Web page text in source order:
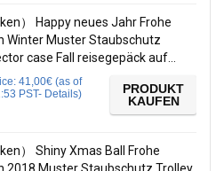
） Happy neues Jahr Frohe
Winter Muster Staubschutz
case Fall reisegepäck auf…
41,00€ (as of
PST- Details)
PRODUKT
KAUFEN
） Shiny Xmas Ball Frohe